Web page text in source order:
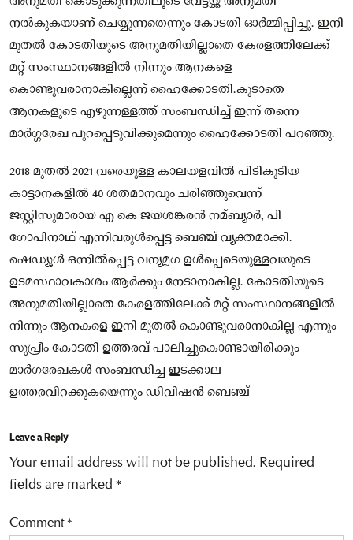
നല്‍കുകയാണ് ചെയ്യുന്നതെന്നും കോടതി ഓർമ്മിപ്പിച്ചു. ഇനി
മുതൽ കോടതിയുടെ അനുമതിയില്ലാതെ കേരളത്തിലേക്ക്
മറ്റ് സംസ്ഥാനങ്ങളില്‍ നിന്നും ആനകളെ
കൊണ്ടുവരാനാകില്ലെന്ന് ഹൈക്കോടതി.കൂടാതെ
ആനകളുടെ എഴുന്നള്ളത്ത് സംബന്ധിച്ച്‌ ഇന്ന് തന്നെ
മാർഗ്ഗരേഖ പുറപ്പെടുവിക്കുമെന്നും ഹൈക്കോടതി പറഞ്ഞു.
2018 മുതല്‍ 2021 വരെയുള്ള കാലയളവിൽ പിടികൂടിയ
കാട്ടാനകളില്‍ 40 ശതമാനവും ചരിഞ്ഞുവെന്ന്
ജസ്റ്റിസുമാരായ എ കെ ജയശങ്കരൻ‍ നമ്ബ്യാർ, പി
ഗോപിനാഥ് എന്നിവരുള്‍പ്പെട്ട ബെഞ്ച് വ്യക്തമാക്കി.
ഷെഡ്യൂള്‍ ഒന്നില്‍പ്പെട്ട വന്യമൃഗ ഉള്‍പ്പെടെയുള്ളവയുടെ
ഉടമസ്ഥാവകാശം ആർക്കും നേടാനാകില്ല. കോടതിയുടെ
അനുമതിയില്ലാതെ കേരളത്തിലേക്ക് മറ്റ് സംസ്ഥാനങ്ങളില്‍
നിന്നും ആനകളെ ഇനി മുതൽ കൊണ്ടുവരാനാകില്ല എന്നും
സുപ്രീം കോടതി ഉത്തരവ് പാലിച്ചുകൊണ്ടായിരിക്കും
മാർഗരേഖകൾ സംബന്ധിച്ച ഇടക്കാല
ഉത്തരവിറക്കുകയെന്നും ഡിവിഷൻ ബെഞ്ച്
Leave a Reply
Your email address will not be published. Required
fields are marked *
Comment*